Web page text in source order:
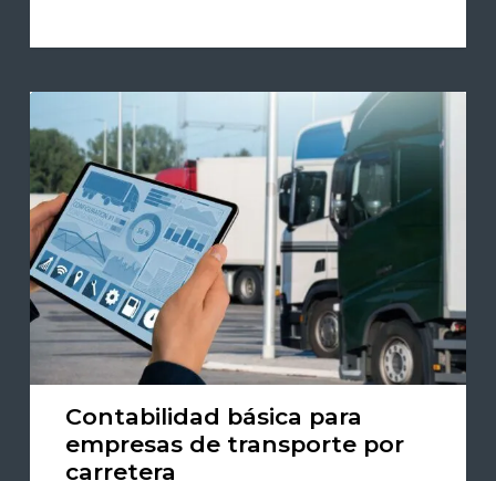
Contabilidad básica para
empresas de transporte por
carretera